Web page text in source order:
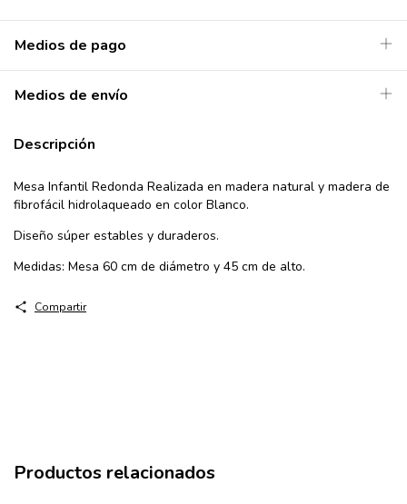
Medios de pago
Medios de envío
Descripción
Mesa Infantil Redonda Realizada en madera natural y madera de
fibrofácil hidrolaqueado en color Blanco.
Diseño súper estables y duraderos.
Medidas: Mesa 60 cm de diámetro y 45 cm de alto.
Compartir
Productos relacionados